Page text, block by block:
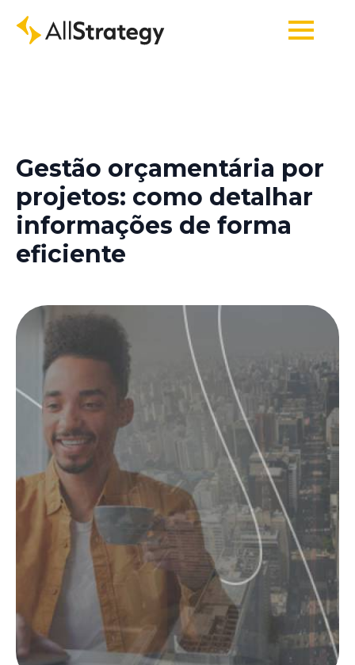
Gestão orçamentária por
projetos: como detalhar
informações de forma
eficiente